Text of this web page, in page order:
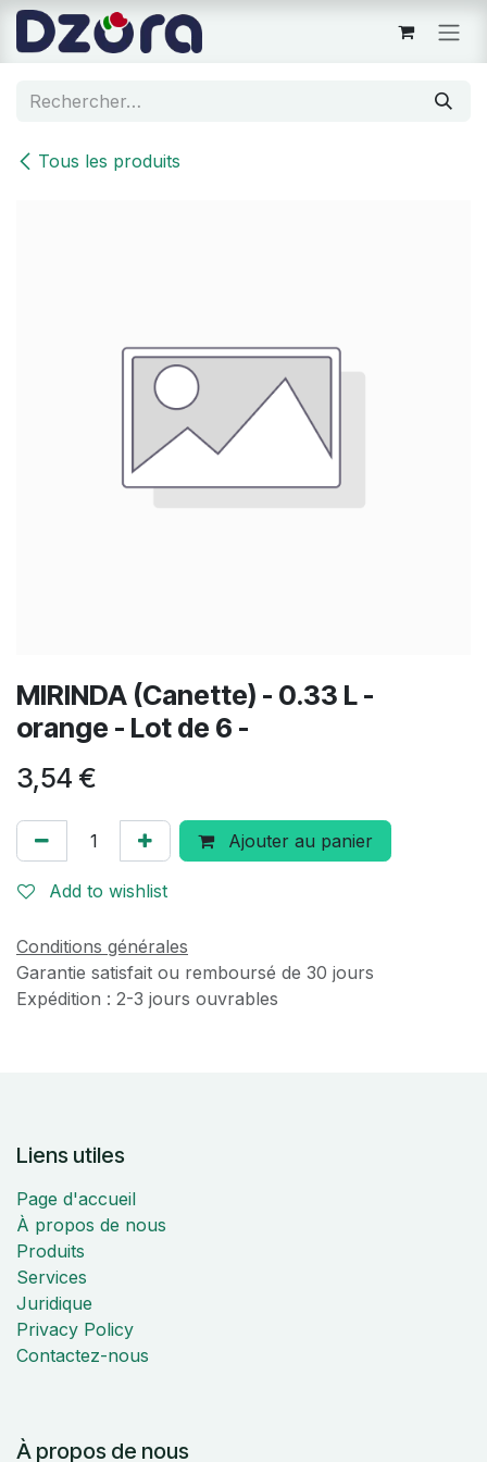
Se rendre au contenu
Tous les produits
MIRINDA (Canette) - 0.33 L -
orange - Lot de 6 -
3,54 €
Ajouter au panier
Add to wishlist
Conditions générales
Garantie satisfait ou remboursé de 30 jours
Expédition : 2-3 jours ouvrables
Liens utiles
Page d'accueil
À propos de nous
Produits
Services
Juridique
Privacy Policy
Contactez-nous
À propos de nous